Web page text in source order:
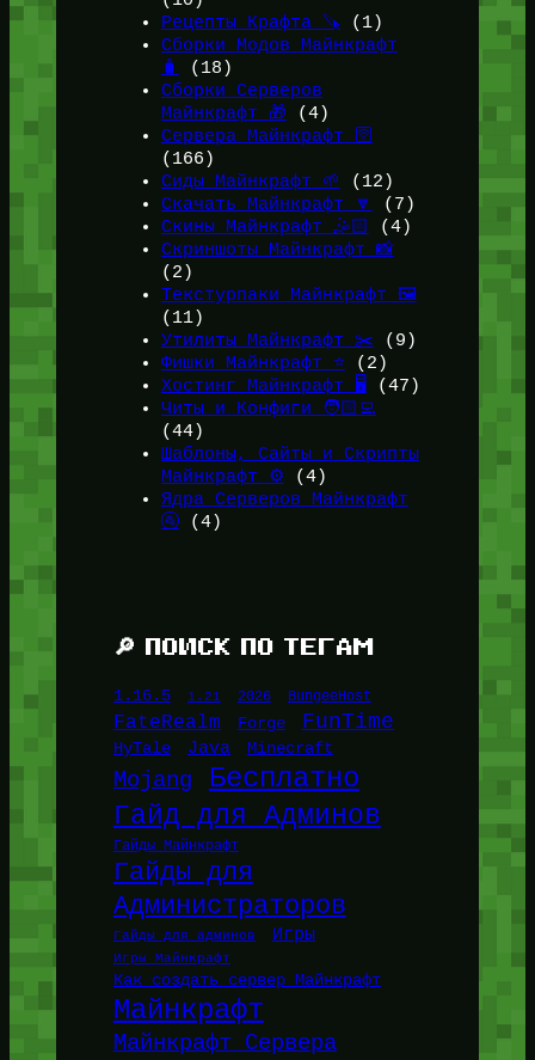
Рецепты Крафта 🪚 (1)
Сборки Модов Майнкрафт
🧳
(18)
Сборки Серверов
Майнкрафт 🎁 (4)
Сервера Майнкрафт 🛜
(166)
Сиды Майнкрафт 🌱
(12)
Скачать Майнкрафт 🔽
(7)
Скины Майнкрафт 🤹🏻
(4)
Скриншоты Майнкрафт 📸
(2)
Текстурпаки Майнкрафт 🖼️
(11)
Утилиты Майнкрафт ✂️ (9)
Фишки Майнкрафт ⭐(2)
Хостинг Майнкрафт 🖥️ (47)
Читы и Конфиги 🧑🏻‍💻
(44)
Шаблоны, Сайты и Скрипты
Майнкрафт ⚙️ (4)
Ядра Серверов Майнкрафт
🚰(4)
🔎 ПОИСК ПО ТЕГАМ
1.16.5 1.21 2026 BungeeHost
FateRealm Forge FunTime
HyTale Java Minecraft
Mojang Бесплатно
Гайд для Админов
Гайды Майнкрафт
Гайды для
Администраторов
Гайды для админов Игры
Игры Майнкрафт
Как создать сервер Майнкрафт
Майнкрафт
Майнкрафт Сервера